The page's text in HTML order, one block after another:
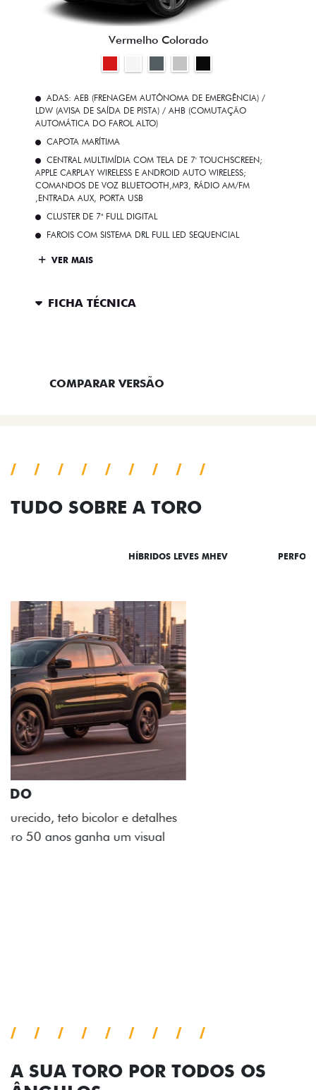
Vermelho Colorado
ADAS: AEB (FRENAGEM AUTÔNOMA DE EMERGÊNCIA) /
LDW (AVISA DE SAÍDA DE PISTA) / AHB (COMUTAÇÃO
AUTOMÁTICA DO FAROL ALTO)
CAPOTA MARÍTIMA
CENTRAL MULTIMÍDIA COM TELA DE 7' TOUCHSCREEN;
APPLE CARPLAY WIRELESS E ANDROID AUTO WIRELESS;
COMANDOS DE VOZ BLUETOOTH,MP3, RÁDIO AM/FM
,ENTRADA AUX, PORTA USB
CLUSTER DE 7" FULL DIGITAL
FAROIS COM SISTEMA DRL FULL LED SEQUENCIAL
VER MAIS
FICHA TÉCNICA
COMPARAR VERSÃO
TUDO SOBRE A TORO
HÍBRIDOS LEVES MHEV
ADESIVOS ESTILIZADOS
Os adesivos aplicados no capô e nas laterais
reforçam a identidade única dessa edição para lá de
ÂNGULOS